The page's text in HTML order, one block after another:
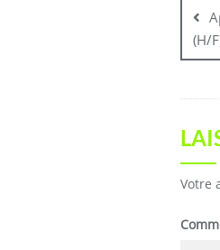
(H/
Votre